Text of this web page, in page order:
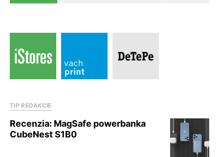
TIP REDAKCIE
Recenzia: MagSafe powerbanka
CubeNest S1B0